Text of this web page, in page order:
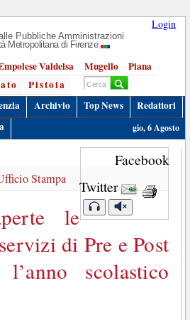
Login
Pubbliche Amministrazioni
Metropolitana di Firenze
Valdelsa Mugello
Piana
Pistoia
Archivio Top News
Redattori
gio, 6 Agosto
Facebook
Twitter
Stampa
le
di Pre e Post
scolastico